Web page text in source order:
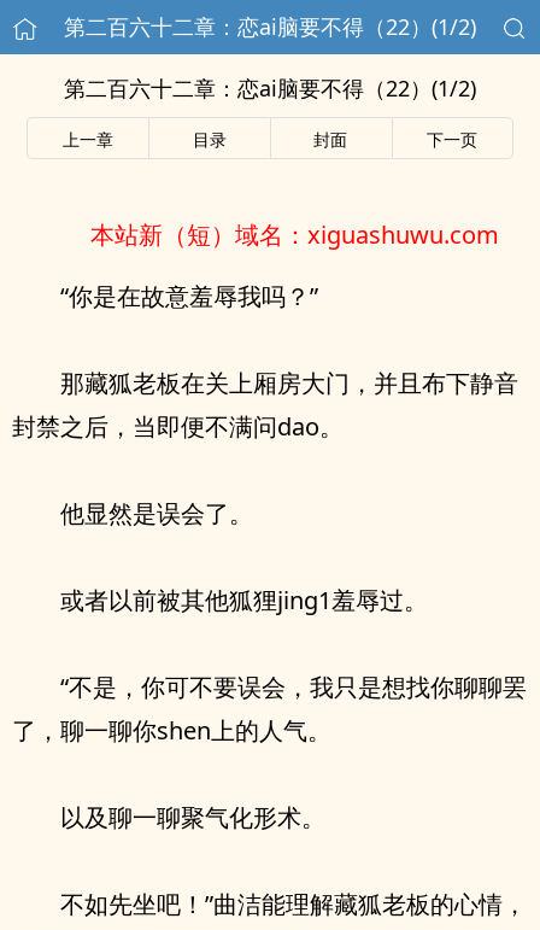
第二百六十二章：恋ai脑要不得（22）(1/2)
第二百六十二章：恋ai脑要不得（22）(1/2)
上一章 目录 封面 下一页
本站新（短）域名：xiguashuwu.com
“你是在故意羞辱我吗？”
那藏狐老板在关上厢房大门，并且布下静音
封禁之后，当即便不满问dao。
他显然是误会了。
或者以前被其他狐狸jing1羞辱过。
“不是，你可不要误会，我只是想找你聊聊罢
了，聊一聊你shen上的人气。
以及聊一聊聚气化形术。
不如先坐吧！”曲洁能理解藏狐老板的心情，